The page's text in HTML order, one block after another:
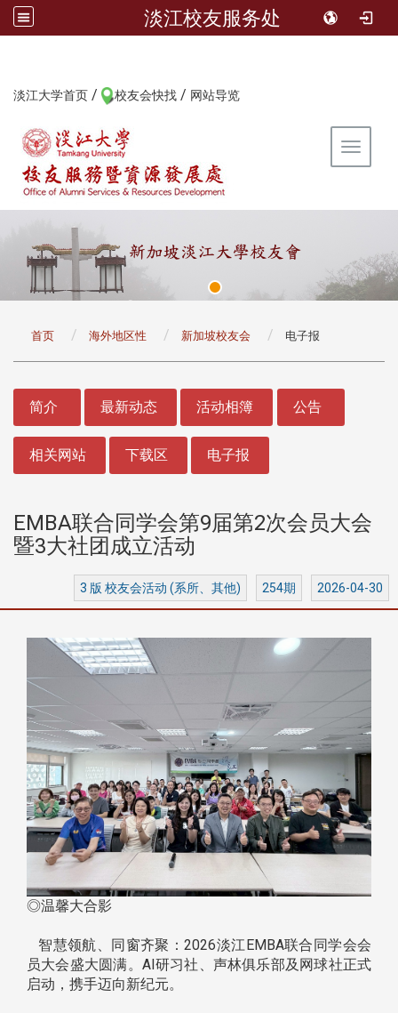
淡江校友服务处
淡江大学首页 / 校友会快找 / 网站导览
Toggle
首页 海外地区性 新加坡校友会 电子报
简介 最新动态 活动相簿 公告
相关网站 下载区 电子报
EMBA联合同学会第9届第2次会员大会
暨3大社团成立活动
3 版 校友会活动 (系所、其他) 254期 2026-04-30
◎温馨大合影
智慧领航、同窗齐聚：2026淡江EMBA联合同学会会
员大会盛大圆满。AI研习社、声林俱乐部及网球社正式
启动，携手迈向新纪元。